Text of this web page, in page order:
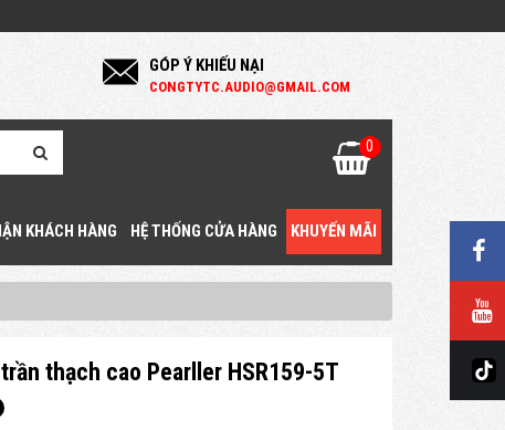
GÓP Ý KHIẾU NẠI
CONGTYTC.AUDIO@GMAIL.COM
0
KHÁCH HÀNG HỆ THỐNG CỬA HÀNG KHUYẾN MÃI
trần thạch cao Pearller HSR159-5T